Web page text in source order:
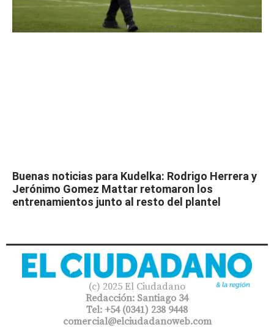
Buenas noticias para Kudelka: Rodrigo Herrera y
Jerónimo Gomez Mattar retomaron los
entrenamientos junto al resto del plantel
(c) 2025 El Ciudadano
Redacción: Santiago 34
Tel: +54 (0341) 238 9448
comercial@elciudadanoweb.com​